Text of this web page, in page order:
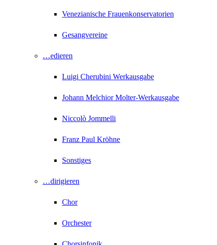
Venezianische Frauenkonservatorien
Gesangvereine
…edieren
Luigi Cherubini Werkausgabe
Johann Melchior Molter-Werkausgabe
Niccolò Jommelli
Franz Paul Kröhne
Sonstiges
…dirigieren
Chor
Orchester